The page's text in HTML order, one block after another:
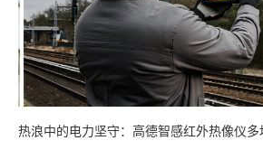
热浪中的电力坚守：高德智感红外热像仪